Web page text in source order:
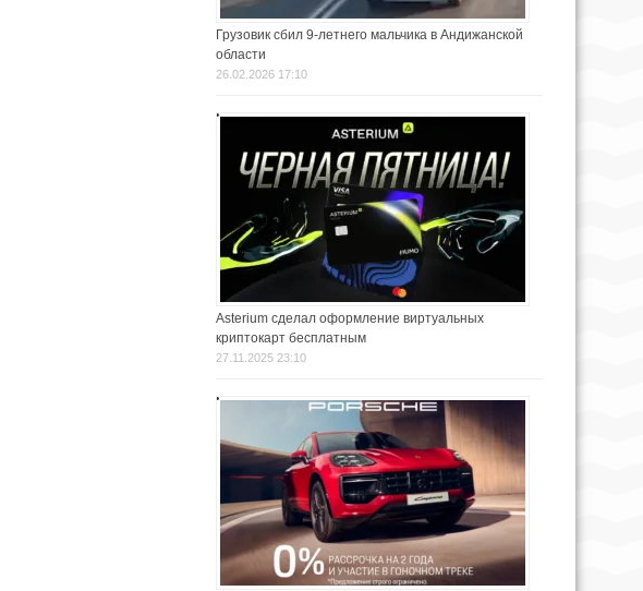
Грузовик сбил 9-летнего мальчика в Андижанской
области
26.02.2026 17:10
Asterium сделал оформление виртуальных
криптокарт бесплатным
27.11.2025 23:10